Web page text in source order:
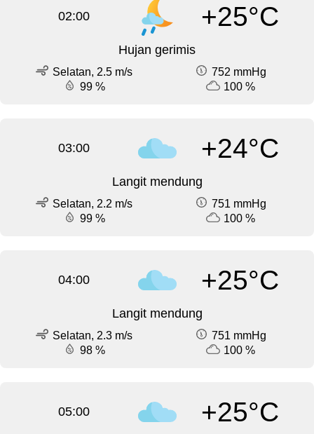
02:00 +25°C
Hujan gerimis
Selatan, 2.5 m/s
752 mmHg
99 %
100 %
03:00 +24°C
Langit mendung
Selatan, 2.2 m/s
751 mmHg
99 %
100 %
04:00 +25°C
Langit mendung
Selatan, 2.3 m/s
751 mmHg
98 %
100 %
05:00 +25°C